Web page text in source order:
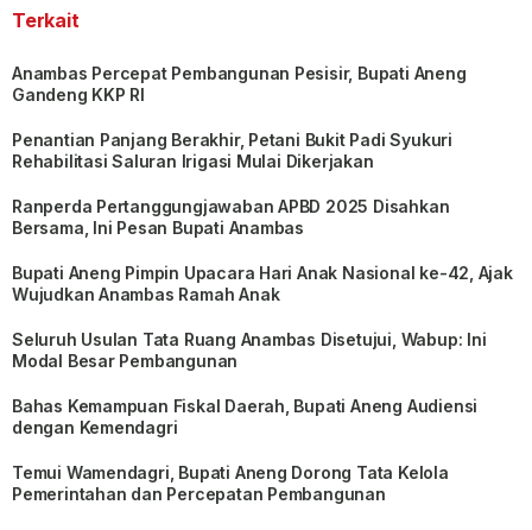
Terkait
Anambas Percepat Pembangunan Pesisir, Bupati Aneng
Gandeng KKP RI
Penantian Panjang Berakhir, Petani Bukit Padi Syukuri
Rehabilitasi Saluran Irigasi Mulai Dikerjakan
Ranperda Pertanggungjawaban APBD 2025 Disahkan
Bersama, Ini Pesan Bupati Anambas
Bupati Aneng Pimpin Upacara Hari Anak Nasional ke-42, Ajak
Wujudkan Anambas Ramah Anak
Seluruh Usulan Tata Ruang Anambas Disetujui, Wabup: Ini
Modal Besar Pembangunan
Bahas Kemampuan Fiskal Daerah, Bupati Aneng Audiensi
dengan Kemendagri
Temui Wamendagri, Bupati Aneng Dorong Tata Kelola
Pemerintahan dan Percepatan Pembangunan